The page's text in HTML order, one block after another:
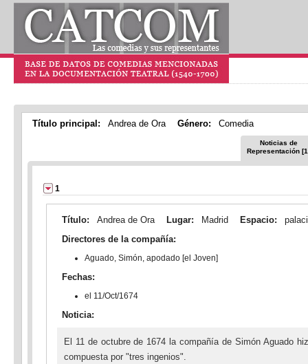
Título principal: Andrea de Ora Género: Comedia
Noticias de
Representación
1
Título: Andrea de Ora Lugar: Madrid Espacio:
Directores de la compañía:
Aguado, Simón, apodado [el Joven]
Fechas:
el 11/Oct/1674
Noticia:
El 11 de octubre de 1674 la compañía de Simón Aguado
compuesta por "tres ingenios".